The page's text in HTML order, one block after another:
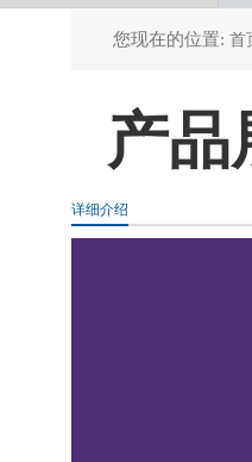
您现在的位置: 首
产品
详细介绍